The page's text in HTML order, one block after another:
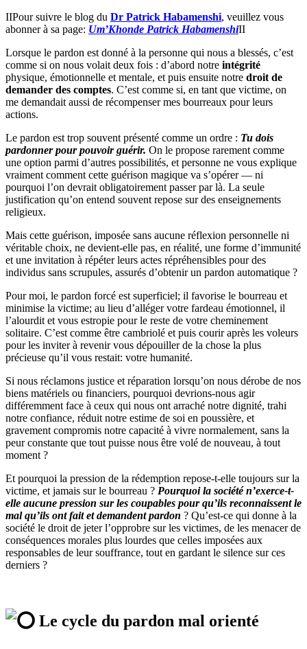
IIPour suivre le blog du Dr Patrick Habamenshi, veuillez vous
abonner à sa page: Um’Khonde Patrick HabamenshiII
Lorsque le pardon est donné à la personne qui nous a blessés, c’est
comme si on nous volait deux fois : d’abord notre intégrité
physique, émotionnelle et mentale, et puis ensuite notre droit de
demander des comptes. C’est comme si, en tant que victime, on
me demandait aussi de récompenser mes bourreaux pour leurs
actions.
Le pardon est trop souvent présenté comme un ordre : Tu dois
pardonnerpour pouvoir guérir. On le propose rarement comme
une option parmi d’autres possibilités, et personne ne vous explique
vraiment comment cette guérison magique va s’opérer — ni
pourquoi l’on devrait obligatoirement passer par là. La seule
justification qu’on entend souvent repose sur des enseignements
religieux.
Mais cette guérison, imposée sans aucune réflexion personnelle ni
véritable choix, ne devient-elle pas, en réalité, une forme d’immunité
et une invitation à répéter leurs actes répréhensibles pour des
individus sans scrupules, assurés d’obtenir un pardon automatique ?
Pour moi, le pardon forcé est superficiel; il favorise le bourreau et
minimise la victime; au lieu d’alléger votre fardeau émotionnel, il
l’alourdit et vous estropie pour le reste de votre cheminement
solitaire. C’est comme être cambriolé et puis courir après les voleurs
pour les inviter à revenir vous dépouiller de la chose la plus
précieuse qu’il vous restait: votre humanité.
Si nous réclamons justice et réparation lorsqu’on nous dérobe de nos
biens matériels ou financiers, pourquoi devrions-nous agir
différemment face à ceux qui nous ont arraché notre dignité, trahi
notre confiance, réduit notre estime de soi en poussière, et
gravement compromis notre capacité à vivre normalement, sans la
peur constante que tout puisse nous être volé de nouveau, à tout
moment ?
Et pourquoi la pression de la rédemption repose-t-elle toujours sur la
victime, et jamais sur le bourreau ? Pourquoi la société n’exerce-t-
elle aucune pression sur les coupables pour qu’ils reconnaissent le
mal qu’ils ont fait et demandent pardon ? Qu’est-ce qui donne à la
société le droit de jeter l’opprobre sur les victimes, de les menacer de
conséquences morales plus lourdes que celles imposées aux
responsables de leur souffrance, tout en gardant le silence sur ces
derniers ?
Le cycle du pardon mal orienté